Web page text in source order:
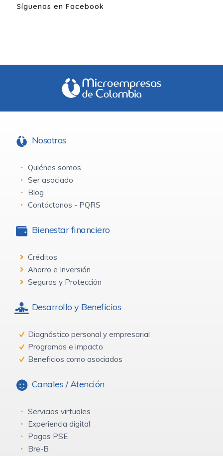
Síguenos en Facebook
Nosotros
Quiénes somos
Ser asociado
Blog
Contáctanos - PQRS
Bienestar financiero
Créditos
Ahorro e Inversión
Seguros y Protección
Desarrollo y Beneficios
Diagnóstico personal y empresarial
Programas e impacto
Beneficios como asociados
Canales / Atención
Servicios virtuales
Experiencia digital
Pagos PSE
Bre-B